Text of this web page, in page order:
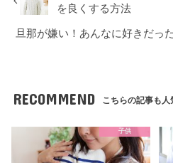
を良くする方法
旦那が嫌い！あんなに好きだっ
RECOMMEND こちらの記事も人
子供